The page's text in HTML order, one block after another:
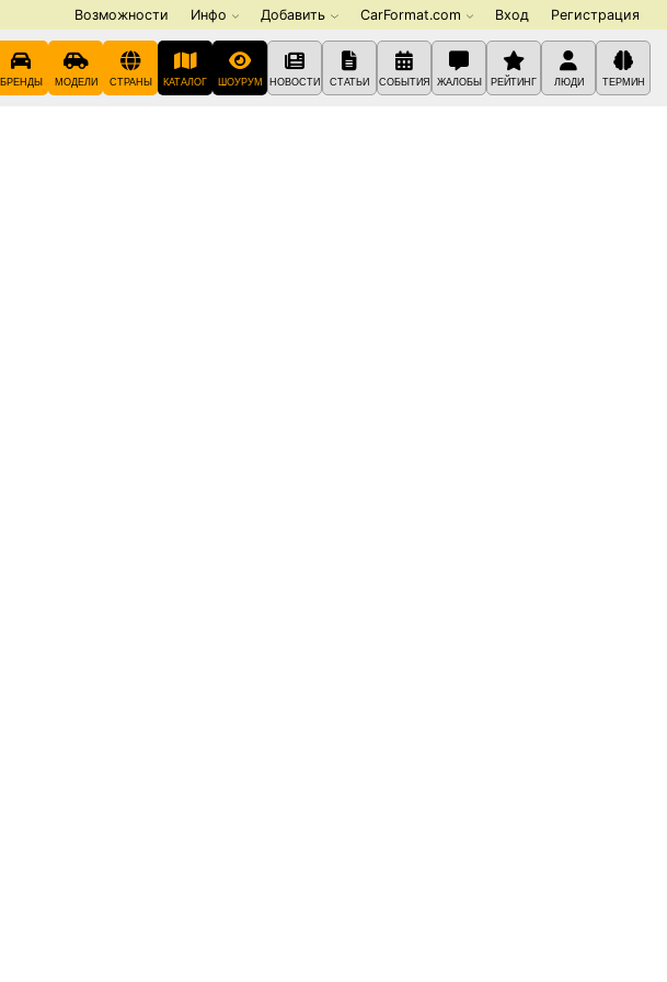
Возможности Инфо Добавить CarFormat.com Вход Регистрация
БРЕНДЫ МОДЕЛИ СТРАНЫ КАТАЛОГ ШОУРУМ НОВОСТИ СТАТЬИ СОБЫТИЯ ЖАЛОБЫ РЕЙТИНГ ЛЮДИ ТЕРМИН